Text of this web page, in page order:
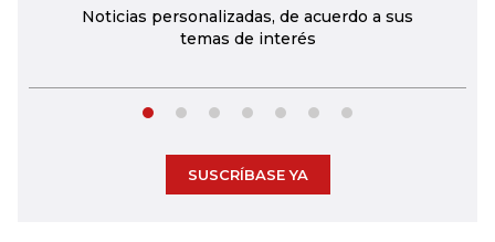
Noticias personalizadas, de acuerdo a sus
temas de interés
SUSCRÍBASE YA